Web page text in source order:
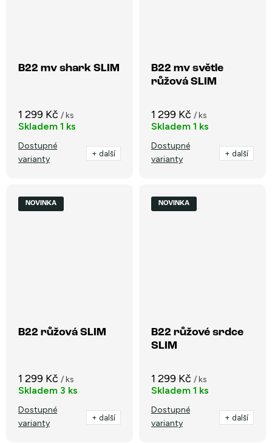
B22 mv shark SLIM
1 299 Kč / ks
Skladem 1 ks
Dostupné
varianty
+ další
B22 mv světle
růžová SLIM
1 299 Kč / ks
Skladem 1 ks
Dostupné
varianty
+ další
NOVINKA
B22 růžová SLIM
1 299 Kč / ks
Skladem 3 ks
Dostupné
varianty
+ další
NOVINKA
B22 růžové srdce
SLIM
1 299 Kč / ks
Skladem 1 ks
Dostupné
varianty
+ další